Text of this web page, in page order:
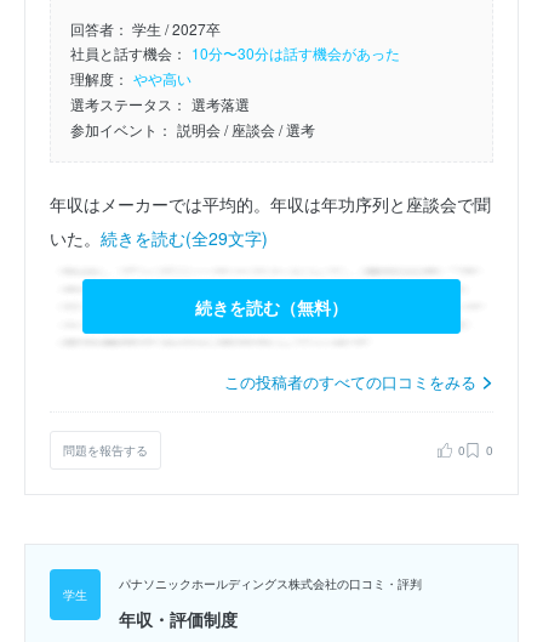
回答者： 学生 / 2027卒
社員と話す機会： 10分〜30分は話す機会があった
理解度： やや高い
選考ステータス： 選考落選
参加イベント： 説明会/ 座談会/ 選考
年収はメーカーでは平均的。年収は年功序列と座談会で聞
いた。 続きを読む(全29文字)
続きを読む（無料）
この投稿者のすべての口コミをみる
問題を報告する 0 0
パナソニックホールディングス株式会社の口コミ・評判
年収・評価制度